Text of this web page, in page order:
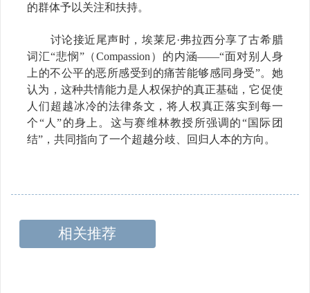
的群体予以关注和扶持。
讨论接近尾声时，埃莱尼·弗拉西分享了古希腊
词汇“悲悯”（Compassion）的内涵——“面对别人身
上的不公平的恶所感受到的痛苦能够感同身受”。她
认为，这种共情能力是人权保护的真正基础，它促使
人们超越冰冷的法律条文，将人权真正落实到每一
个“人”的身上。这与赛维林教授所强调的“国际团
结”，共同指向了一个超越分歧、回归人本的方向。
相关推荐